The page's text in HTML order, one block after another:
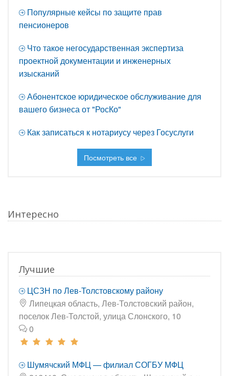
Популярные кейсы по защите прав
пенсионеров
Что такое негосударственная экспертиза
проектной документации и инженерных
изысканий
Абонентское юридическое обслуживание для
вашего бизнеса от "РосКо"
Как записаться к нотариусу через Госуслуги
Посмотреть все
Интересно
Лучшие
ЦСЗН по Лев-Толстовскому району
Липецкая область, Лев-Толстовский район,
поселок Лев-Толстой, улица Слонского, 10
0
Шумячский МФЦ — филиал СОГБУ МФЦ